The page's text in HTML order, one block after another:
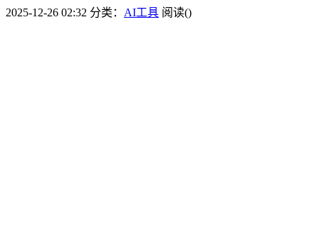
2025-12-26 02:32 分类： AI工具 阅读()